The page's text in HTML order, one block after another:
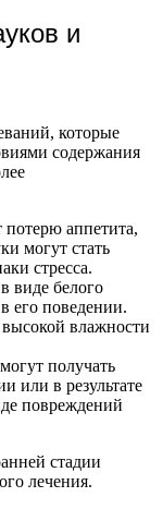
и
которые
содержания
аппетита,
могут стать
стресса.
виде белого
его поведении.
влажности
получать
или в результате
повреждений
стадии
лечения.